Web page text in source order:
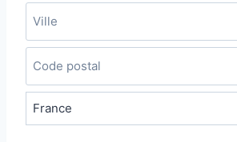
A
r
s
e
V
l
e
C